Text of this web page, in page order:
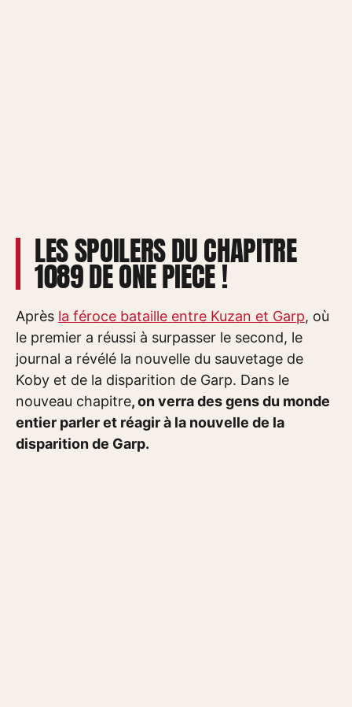
LES SPOILERS DU CHAPITRE
1089 DE ONE PIECE !
Après la féroce bataille entre Kuzan et Garp, où
le premier a réussi à surpasser le second, le
journal a révélé la nouvelle du sauvetage de
Koby et de la disparition de Garp. Dans le
nouveau chapitre, on verra des gens du monde
entier parler et réagir à la nouvelle de la
disparition de Garp.